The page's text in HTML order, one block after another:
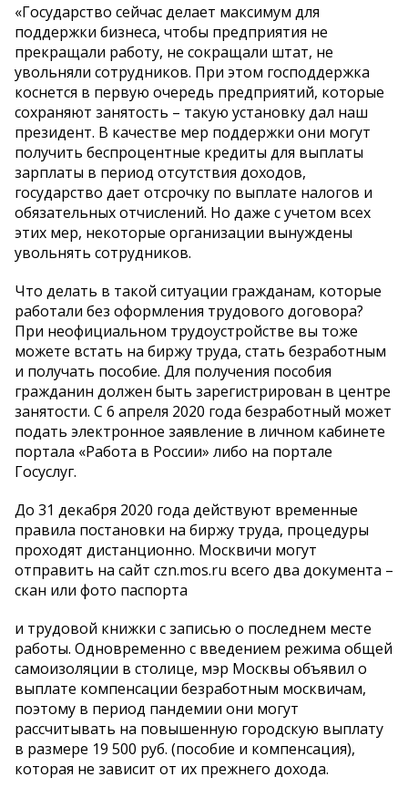
«Государство сейчас делает максимум для
поддержки бизнеса, чтобы предприятия не
прекращали работу, не сокращали штат, не
увольняли сотрудников. При этом господдержка
коснется в первую очередь предприятий, которые
сохраняют занятость – такую установку дал наш
президент. В качестве мер поддержки они могут
получить беспроцентные кредиты для выплаты
зарплаты в период отсутствия доходов,
государство дает отсрочку по выплате налогов и
обязательных отчислений. Но даже с учетом всех
этих мер, некоторые организации вынуждены
увольнять сотрудников.
Что делать в такой ситуации гражданам, которые
работали без оформления трудового договора?
При неофициальном трудоустройстве вы тоже
можете встать на биржу труда, стать безработным
и получать пособие. Для получения пособия
гражданин должен быть зарегистрирован в центре
занятости. С 6 апреля 2020 года безработный может
подать электронное заявление в личном кабинете
портала «Работа в России» либо на портале
Госуслуг.
До 31 декабря 2020 года действуют временные
правила постановки на биржу труда, процедуры
проходят дистанционно. Москвичи могут
отправить на сайт czn.mos.ru всего два документа –
скан или фото паспорта
и трудовой книжки с записью о последнем месте
работы. Одновременно с введением режима общей
самоизоляции в столице, мэр Москвы объявил о
выплате компенсации безработным москвичам,
поэтому в период пандемии они могут
рассчитывать на повышенную городскую выплату
в размере 19 500 руб. (пособие и компенсация),
которая не зависит от их прежнего дохода.